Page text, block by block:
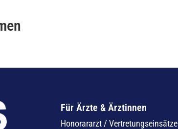
Für Ärzte & Ärztinnen
Honorararzt / Vertretungseinsätze